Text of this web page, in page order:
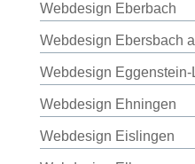
Webdesign Eberbach
Webdesign Ebersbach
Webdesign
Webdesign Ehningen
Webdesign Eislingen